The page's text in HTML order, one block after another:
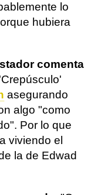
lo
hubiera
comenta
asegurando
algo "como
Por lo que
viviendo el
la de Edwad